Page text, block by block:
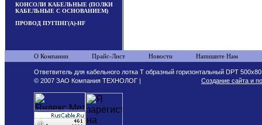
КОНСОЛИ КАБЕЛЬНЫЕ (ПОЛКИ
КАБЕЛЬНЫЕ С ОСНОВАНИЕМ)
ПРОВОД ПУГПНГ(А)-HF
О Компании Прайс-Лист Новости Напишите Нам
Ответвитель для кабельного лотка Т образный горизонтальный DPT
© 2007 ЗАО Компания ТЕХНОЛОГ |
Создание сайта и